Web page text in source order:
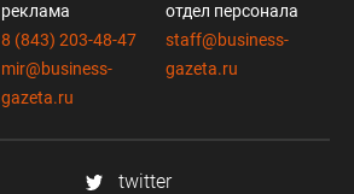
реклама
8 (843) 203-48-47
mir@business-
gazeta.ru
отдел персонала
staff@business-
gazeta.ru
twitter